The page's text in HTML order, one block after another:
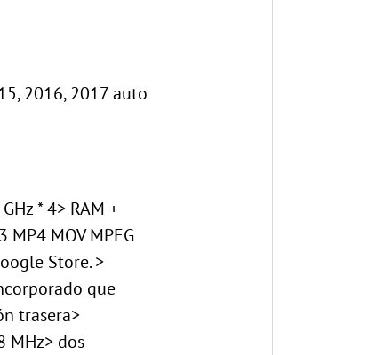
2016, 2017 auto
* 4> RAM +
MP4 MOV MPEG
Store. >
que
trasera>
MHz> dos